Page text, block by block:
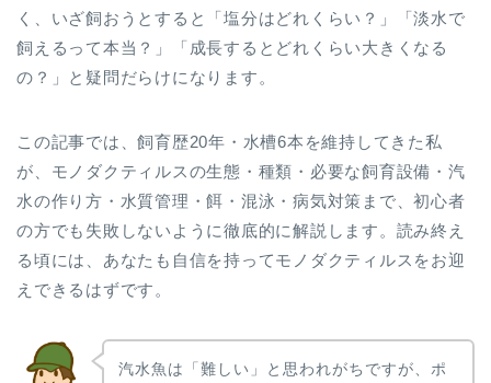
く、いざ飼おうとすると「塩分はどれくらい？」「淡水で
飼えるって本当？」「成長するとどれくらい大きくなる
の？」と疑問だらけになります。
この記事では、飼育歴20年・水槽6本を維持してきた私
が、モノダクティルスの生態・種類・必要な飼育設備・汽
水の作り方・水質管理・餌・混泳・病気対策まで、初心者
の方でも失敗しないように徹底的に解説します。読み終え
る頃には、あなたも自信を持ってモノダクティルスをお迎
えできるはずです。
汽水魚は「難しい」と思われがちですが、ポ